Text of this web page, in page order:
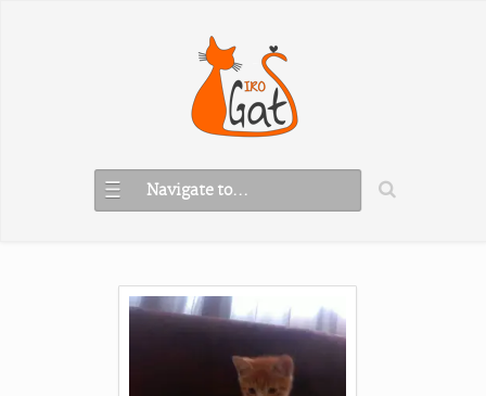
Navigate to...